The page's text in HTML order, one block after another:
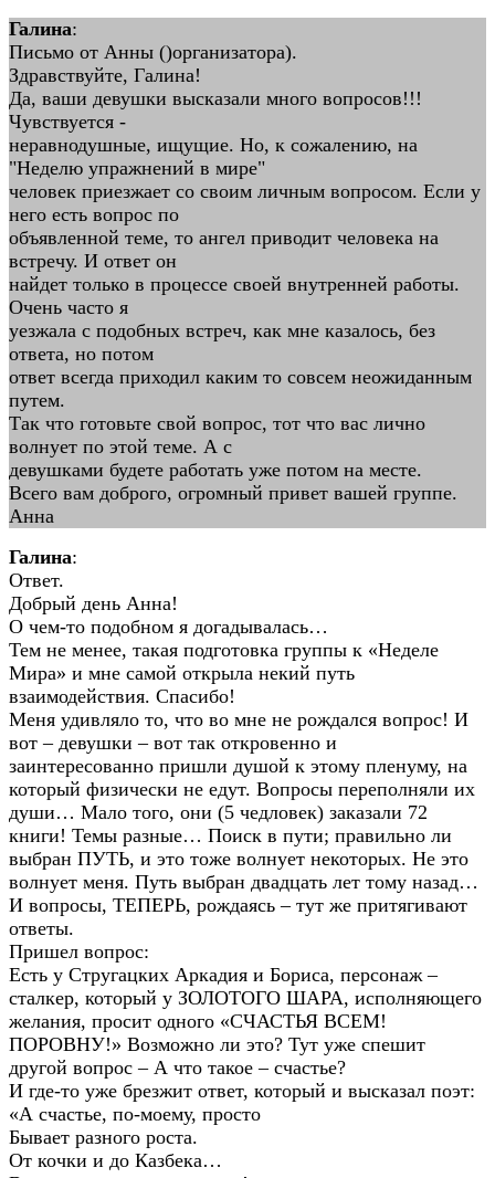
Галина:
Письмо от Анны ()организатора).
Здравствуйте, Галина!
Да, ваши девушки высказали много вопросов!!!
Чувствуется -
неравнодушные, ищущие. Но, к сожалению, на
"Неделю упражнений в мире"
человек приезжает со своим личным вопросом. Если у
него есть вопрос по
объявленной теме, то ангел приводит человека на
встречу. И ответ он
найдет только в процессе своей внутренней работы.
Очень часто я
уезжала с подобных встреч, как мне казалось, без
ответа, но потом
ответ всегда приходил каким то совсем неожиданным
путем.
Так что готовьте свой вопрос, тот что вас лично
волнует по этой теме. А с
девушками будете работать уже потом на месте.
Всего вам доброго, огромный привет вашей группе.
Анна
Галина:
Ответ.
Добрый день Анна!
О чем-то подобном я догадывалась…
Тем не менее, такая подготовка группы к «Неделе
Мира» и мне самой открыла некий путь
взаимодействия. Спасибо!
Меня удивляло то, что во мне не рождался вопрос! И
вот – девушки – вот так откровенно и
заинтересованно пришли душой к этому пленуму, на
который физически не едут. Вопросы переполняли их
души… Мало того, они (5 чедловек) заказали 72
книги! Темы разные… Поиск в пути; правильно ли
выбран ПУТЬ, и это тоже волнует некоторых. Не это
волнует меня. Путь выбран двадцать лет тому назад…
И вопросы, ТЕПЕРЬ, рождаясь – тут же притягивают
ответы.
Пришел вопрос:
Есть у Стругацких Аркадия и Бориса, персонаж –
сталкер, который у ЗОЛОТОГО ШАРА, исполняющего
желания, просит одного «СЧАСТЬЯ ВСЕМ!
ПОРОВНУ!» Возможно ли это? Тут уже спешит
другой вопрос – А что такое – счастье?
И где-то уже брезжит ответ, который и высказал поэт:
«А счастье, по-моему, просто
Бывает разного роста.
От кочки и до Казбека…